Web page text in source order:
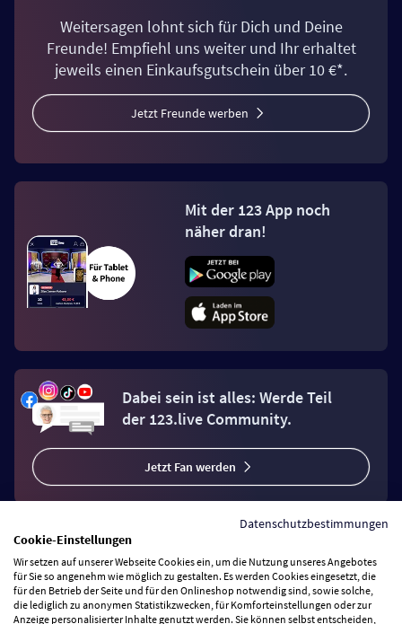
Weitersagen lohnt sich für Dich und Deine
Freunde! Empfiehl uns weiter und Ihr erhaltet
jeweils einen Einkaufsgutschein über 10 €*.
Jetzt Freunde werben
Mit der 123 App noch
näher dran!
Dabei sein ist alles: Werde Teil
der 123.live Community.
Jetzt Fan werden
Vertrag widerrufen
Datenschutzbestimmungen
Cookie-Einstellungen
Wir setzen auf unserer Webseite Cookies ein, um die Nutzung unseres Angebotes
für Sie so angenehm wie möglich zu gestalten. Es werden Cookies eingesetzt, die
für den Betrieb der Seite und für den Onlineshop notwendig sind, sowie solche,
die lediglich zu anonymen Statistikzwecken, für Komforteinstellungen oder zur
Anzeige personalisierter Inhalte genutzt werden. Sie können selbst entscheiden,